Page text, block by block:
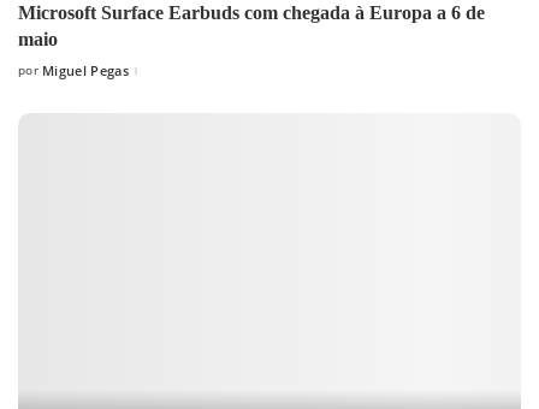
Microsoft Surface Earbuds com chegada à Europa a 6 de
maio
Posted
por Miguel Pegas